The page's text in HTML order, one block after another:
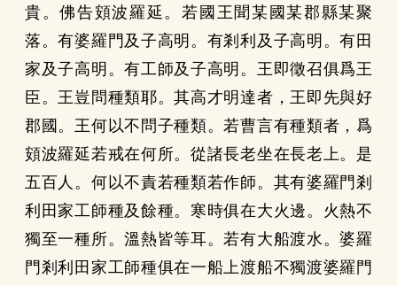
貴。佛告頞波羅延。若國王聞某國某郡縣某聚
落。有婆羅門及子高明。有剎利及子高明。有田
家及子高明。有工師及子高明。王即徵召俱爲王
臣。王豈問種類耶。其高才明達者，王即先與好
郡國。王何以不問子種類。若曹言有種類者，爲
頞波羅延若戒在何所。從諸長老坐在長老上。是
五百人。何以不責若種類若作師。其有婆羅門剎
利田家工師種及餘種。寒時俱在大火邊。火熱不
獨至一種所。溫熱皆等耳。若有大船渡水。婆羅
門剎利田家工師種俱在一船上渡船不獨渡婆羅門